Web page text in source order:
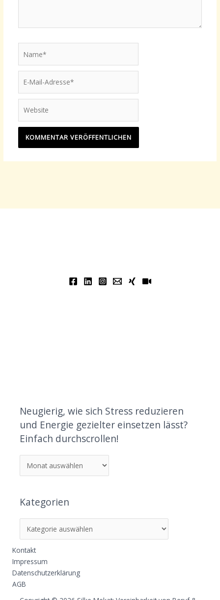
Mail-
Adresse*
Neugierig, wie sich Stress reduzieren
und Energie gezielter einsetzen lässt?
Einfach durchscrollen!
Kategorien
Kontakt
Impressum
Datenschutzerklärung
AGB